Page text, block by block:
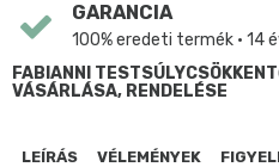
GARANCIA
100% eredeti termék • 14
FABIANNI
VÁSÁRLÁSA, RENDELÉSE
LEÍRÁS VÉLEMÉNYEK